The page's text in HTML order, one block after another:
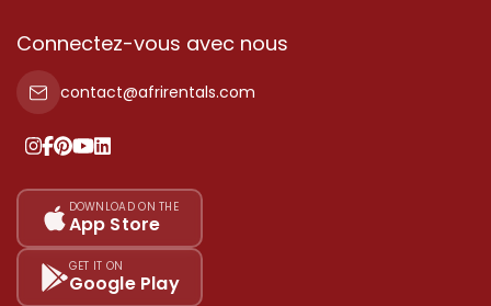
Conditions d'Utilisation
Politique de Confidentialité
Nos tarifs
Plan du site
Propriété
Propriété à vendre
Propriété à louer
Ajoutez votre témoignage
Connectez-vous avec nous
contact@afrirentals.com
DOWNLOAD ON THE
App Store
GET IT ON
Google Play